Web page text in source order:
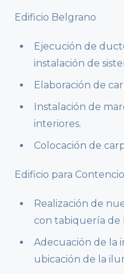
Edificio Belgrano
Ejecución de
instalación de
Elaboración de
Instalación de
interiores.
Colocación de
Edificio para
Realización de
con tabiquería de
Adecuación de la
ubicación de la